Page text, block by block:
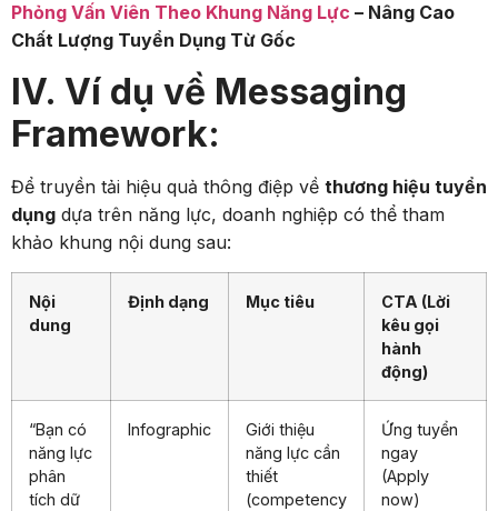
Phỏng Vấn Viên Theo Khung Năng Lực – Nâng Cao
Chất Lượng Tuyển Dụng Từ Gốc
IV. Ví dụ về Messaging
Framework:
Để truyền tải hiệu quả thông điệp về thương hiệu tuyển
dụng dựa trên năng lực, doanh nghiệp có thể tham
khảo khung nội dung sau:
Nội
dung
Định dạng Mục tiêu
CTA (Lời
kêu gọi
hành
động)
“Bạn có
năng lực
phân
tích dữ
Infographic
Giới thiệu
năng lực cần
thiết
(competency
Ứng tuyển
ngay
(Apply
now)